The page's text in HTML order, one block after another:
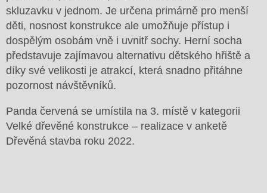
skluzavku v jednom. Je určena primárně pro menší
děti, nosnost konstrukce ale umožňuje přístup i
dospělým osobám vně i uvnitř sochy. Herní socha
představuje zajímavou alternativu dětského hřiště a
díky své velikosti je atrakcí, která snadno přitáhne
pozornost návštěvníků.
Panda červená se umístila na 3. místě v kategorii
Velké dřevěné konstrukce – realizace v anketě
Dřevěná stavba roku 2022.